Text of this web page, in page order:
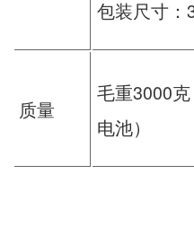
包装尺寸：
质量
毛重3000
电池）